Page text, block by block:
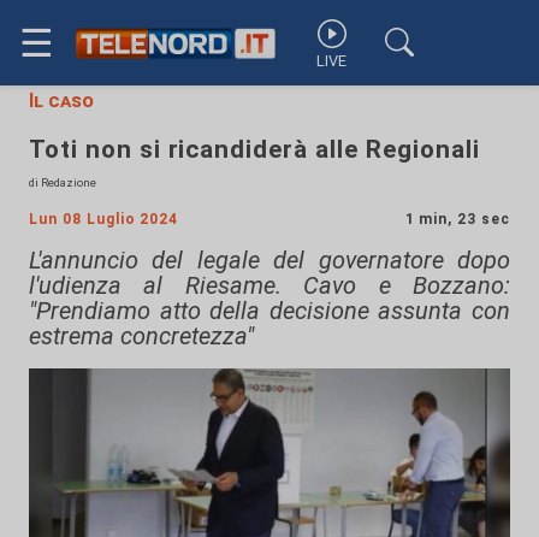
☰ LIVE
Il caso
Toti non si ricandiderà alle Regionali
di Redazione
Lun 08 Luglio 2024 1 min, 23 sec
L'annuncio del legale del governatore dopo
l'udienza al Riesame. Cavo e Bozzano:
"Prendiamo atto della decisione assunta con
estrema concretezza"